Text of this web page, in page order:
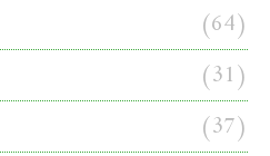
(64)
(31)
(37)